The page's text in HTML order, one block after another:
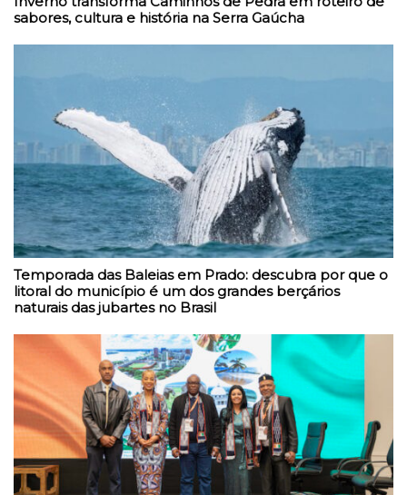
sabores, cultura e história na Serra Gaúcha
Temporada das Baleias em Prado: descubra por que o
litoral do município é um dos grandes berçários
naturais das jubartes no Brasil